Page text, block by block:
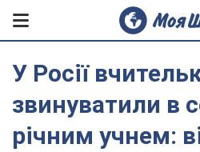
У Росії
звинуватили в
річним учнем: